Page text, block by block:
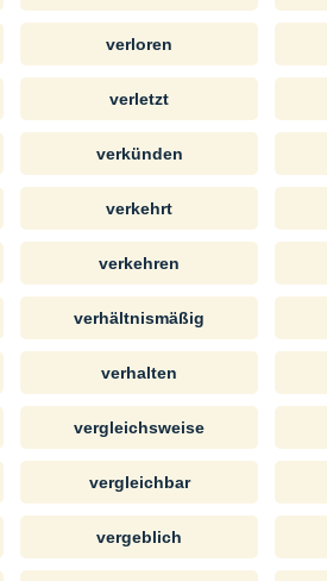
verloren
verletzt
verkünden
verkehrt
verkehren
verhältnismäßig
verhalten
vergleichsweise
vergleichbar
vergeblich